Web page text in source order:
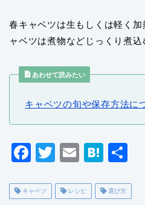
春キャベツは生もしくは軽く
ャベツは煮物などじっくり煮込
あわせて読みたい
キャベツの旬や保存方法に
F
c
T
tt
E
ai
H
e
キャベツ レシピ 選び方